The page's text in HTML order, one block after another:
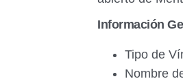
Información
Tipo de
Nombre